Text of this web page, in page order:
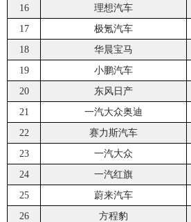
16
理想汽车
17
极氪汽车
18
华晨宝马
19
小鹏汽车
20
东风日产
21
一汽大众奥迪
22
赛力斯汽车
23
一汽大众
24
一汽红旗
25
蔚来汽车
26
方程豹